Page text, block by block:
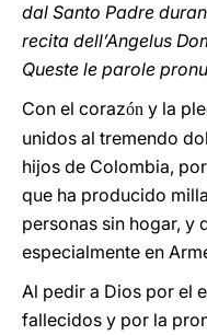
dal Santo Padre
recita dell’Angelus
Queste le parole
Con el corazón y la
unidos al tremendo
hijos de Colombia,
que ha producido
personas sin hogar, y
especialmente en
Al pedir a Dios por el
fallecidos y por la